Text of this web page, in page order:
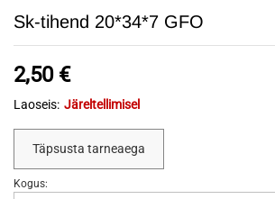
Sk-tihend 20*34*7 GFO
2,50 €
Laoseis: Järeltellimisel
Täpsusta tarneaega
Sk-
Kogus: